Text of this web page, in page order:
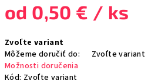
od 0,50 € / ks
cena:
Zvoľte variant
Môžeme doručiť do:
Zvoľte variant
Možnosti doručenia
Kód: Zvoľte variant